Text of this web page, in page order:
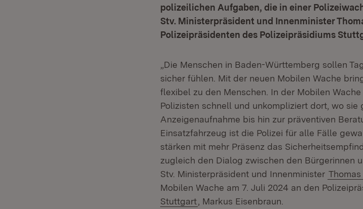
polizeilichen Aufgaben, die in einer
Stv. Ministerpräsident und Innenminister
Polizeipräsidenten des Polizeipräsidiums
„Die Menschen in Baden-Württemberg sollen
sicher fühlen. Mit der neuen Mobilen Wache
flexibel zu den Menschen. In der Mobilen
Polizisten schnell und unkompliziert dort, wo sie
Anzeigenaufnahme bis hin zur präventiven
Einsatzfahrzeug ist die Polizei für alle Fälle
stärken mit mehr Präsenz das
zugleich den Dialog zwischen den Bürgerinnen
Stv. Ministerpräsident und Innenminister
Mobilen Wache am 7. Juli 2024 an den
Stuttgart (Öffnet in neuem Fenster)
, Markus Eisenbraun.